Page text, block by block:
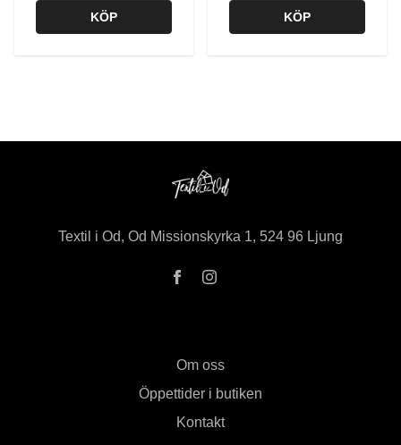
KÖP KÖP
Textil i Od, Od Missionskyrka 1, 524 96 Ljung
Om oss
Öppettider i butiken
Kontakt